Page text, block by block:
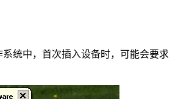
系统中，首次插入设备时，可能会要求